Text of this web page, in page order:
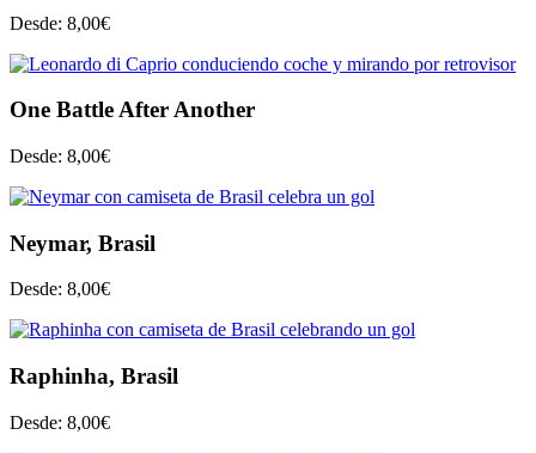
Desde: 8,00€
One Battle After Another
Desde: 8,00€
Neymar, Brasil
Desde: 8,00€
Raphinha, Brasil
Desde: 8,00€